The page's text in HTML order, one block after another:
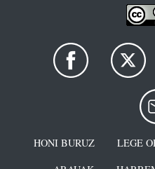
HONI BURUZ LEGE